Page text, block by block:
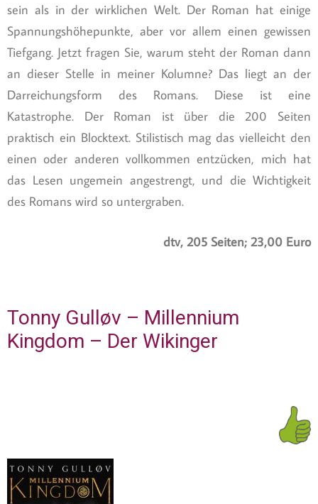
sein als in der wirklichen Welt. Der Roman hat einige
Spannungshöhepunkte, aber vor allem einen gewissen
Tiefgang. Jetzt fragen Sie, warum steht der Roman dann
an dieser Stelle in meiner Kolumne? Das liegt an der
Darreichungsform des Romans. Diese ist eine
Katastrophe. Der Roman ist über die 200 Seiten
praktisch ein Blocktext. Stilistisch mag das vielleicht den
einen oder anderen vollkommen entzücken, mich hat
das Lesen ungemein angestrengt, und die Wichtigkeit
des Romans wird so untergraben.
dtv, 205 Seiten; 23,00 Euro
Tonny Gulløv – Millennium
Kingdom – Der Wikinger